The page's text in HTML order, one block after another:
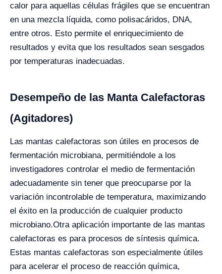
calor para aquellas células frágiles que se encuentran
en una mezcla líquida, como polisacáridos, DNA,
entre otros. Esto permite el enriquecimiento de
resultados y evita que los resultados sean sesgados
por temperaturas inadecuadas.
Desempeño de las Manta Calefactoras
(Agitadores)
Las mantas calefactoras son útiles en procesos de
fermentación microbiana, permitiéndole a los
investigadores controlar el medio de fermentación
adecuadamente sin tener que preocuparse por la
variación incontrolable de temperatura, maximizando
el éxito en la producción de cualquier producto
microbiano.Otra aplicación importante de las mantas
calefactoras es para procesos de síntesis química.
Estas mantas calefactoras son especialmente útiles
para acelerar el proceso de reacción química,